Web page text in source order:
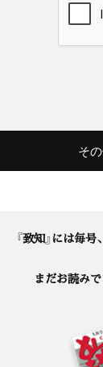
そ
『致知』には毎
まだお読み